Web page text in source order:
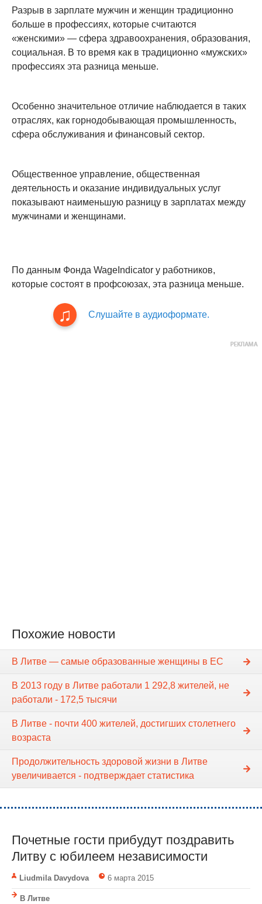
Разрыв в зарплате мужчин и женщин традиционно
больше в профессиях, которые считаются
«женскими» — сфера здравоохранения, образования,
социальная. В то время как в традиционно «мужских»
профессиях эта разница меньше.
Особенно значительное отличие наблюдается в таких
отраслях, как горнодобывающая промышленность,
сфера обслуживания и финансовый сектор.
Общественное управление, общественная
деятельность и оказание индивидуальных услуг
показывают наименьшую разницу в зарплатах между
мужчинами и женщинами.
По данным Фонда WageIndicator у работников,
которые состоят в профсоюзах, эта разница меньше.
Слушайте в аудиоформате.
Похожие новости
В Литве — самые образованные женщины в ЕС
В 2013 году в Литве работали 1 292,8 жителей, не
работали - 172,5 тысячи
В Литве - почти 400 жителей, достигших столетнего
возраста
Продолжительность здоровой жизни в Литве
увеличивается - подтверждает статистика
Почетные гости прибудут поздравить
Литву с юбилеем независимости
Liudmila Davydova 6 марта 2015
В Литве